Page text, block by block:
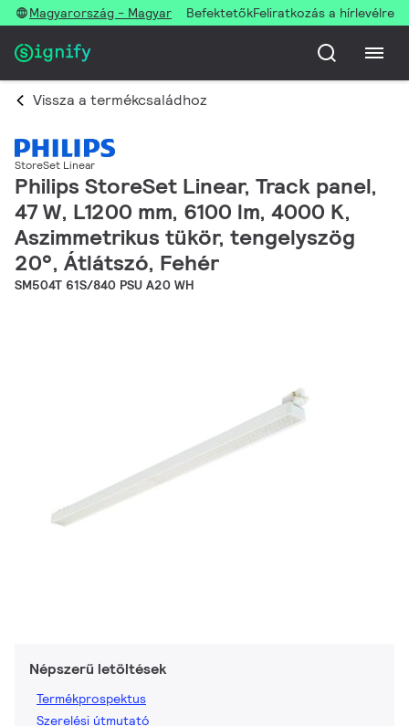
Magyarország - Magyar BefektetőkFeliratkozás a hírlevélre
Vissza a termékcsaládhoz
StoreSet Linear
Philips StoreSet Linear, Track panel,
47 W, L1200 mm, 6100 lm, 4000 K,
Aszimmetrikus tükör, tengelyszög
20°, Átlátszó, Fehér
SM504T 61S/840 PSU A20 WH
Népszerű letöltések
Termékprospektus
Szerelési útmutató